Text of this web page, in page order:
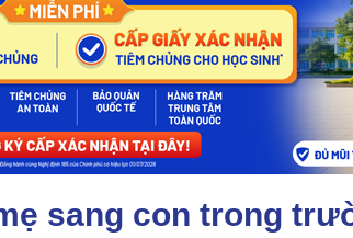
sang con trong